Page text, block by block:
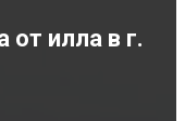
от илла в г.